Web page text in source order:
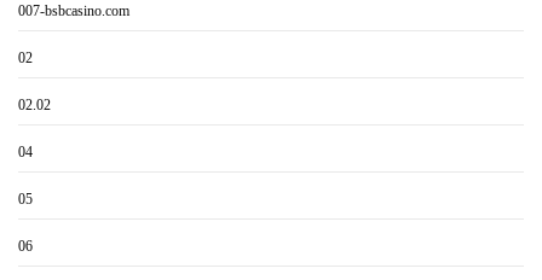
007-bsbcasino.com
02
02.02
04
05
06